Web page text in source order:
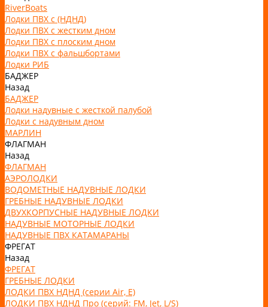
RiverBoats
Лодки ПВХ с (НДНД)
Лодки ПВХ с жестким дном
Лодки ПВХ с плоским дном
Лодки ПВХ с фальшбортами
Лодки РИБ
БАДЖЕР
Назад
БАДЖЕР
Лодки надувные с жесткой палубой
Лодки с надувным дном
МАРЛИН
ФЛАГМАН
Назад
ФЛАГМАН
АЭРОЛОДКИ
ВОДОМЕТНЫЕ НАДУВНЫЕ ЛОДКИ
ГРЕБНЫЕ НАДУВНЫЕ ЛОДКИ
ДВУХКОРПУСНЫЕ НАДУВНЫЕ ЛОДКИ
НАДУВНЫЕ МОТОРНЫЕ ЛОДКИ
НАДУВНЫЕ ПВХ КАТАМАРАНЫ
ФРЕГАТ
Назад
ФРЕГАТ
ГРЕБНЫЕ ЛОДКИ
ЛОДКИ ПВХ НДНД (серии Air, Е)
ЛОДКИ ПВХ НДНД Про (серий: FM, Jet, L/S)